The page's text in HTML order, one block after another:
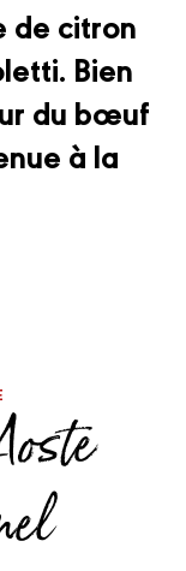
de citron
Bien
du bœuf
à la